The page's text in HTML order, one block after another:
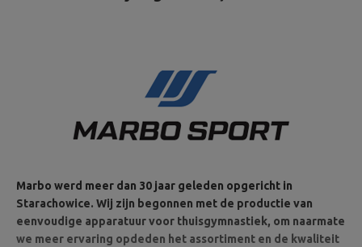
Marbo werd meer dan 30 jaar geleden opgericht in
Starachowice. Wij zijn begonnen met de productie van
eenvoudige apparatuur voor thuisgymnastiek, om naarmate
we meer ervaring opdeden het assortiment en de kwaliteit